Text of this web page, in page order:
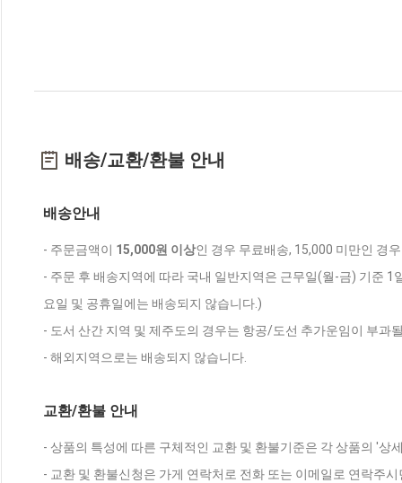
배송/교환/환불 안내
배송안내
- 주문금액이 15,000원 이상인 경우 무료배송, 15,000 미만인 경
- 주문 후 배송지역에 따라 국내 일반지역은 근무일(월-금) 기준
요일 및 공휴일에는 배송되지 않습니다.)
- 도서 산간 지역 및 제주도의 경우는 항공/도선 추가운임이 부과
- 해외지역으로는 배송되지 않습니다.
교환/환불 안내
- 상품의 특성에 따른 구체적인 교환 및 환불기준은 각 상품의 '상
- 교환 및 환불신청은 가게 연락처로 전화 또는 이메일로 연락주